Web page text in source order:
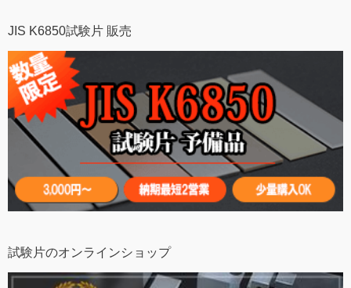
JIS K6850試験片 販売
試験片のオンラインショップ